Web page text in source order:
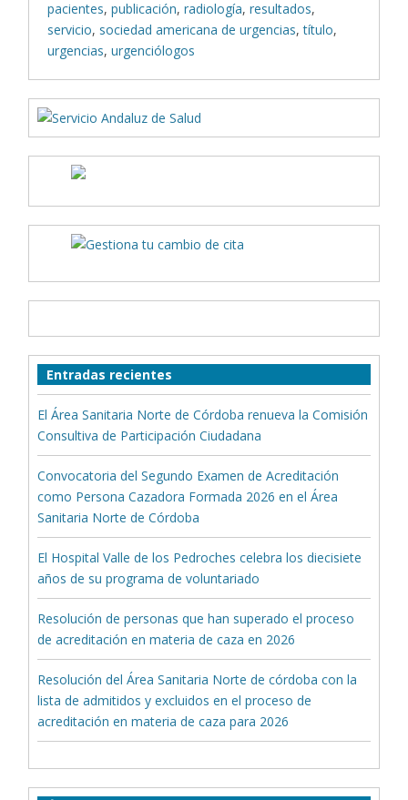
pacientes,publicación,radiología,resultados,
servicio, sociedad americana de urgencias,título,
urgencias,urgenciólogos
Entradas recientes
El Área Sanitaria Norte de Córdoba renueva la Comisión
Consultiva de Participación Ciudadana
Convocatoria del Segundo Examen de Acreditación
como Persona Cazadora Formada 2026 en el Área
Sanitaria Norte de Córdoba
El Hospital Valle de los Pedroches celebra los diecisiete
años de su programa de voluntariado
Resolución de personas que han superado el proceso
de acreditación en materia de caza en 2026
Resolución del Área Sanitaria Norte de córdoba con la
lista de admitidos y excluidos en el proceso de
acreditación en materia de caza para 2026